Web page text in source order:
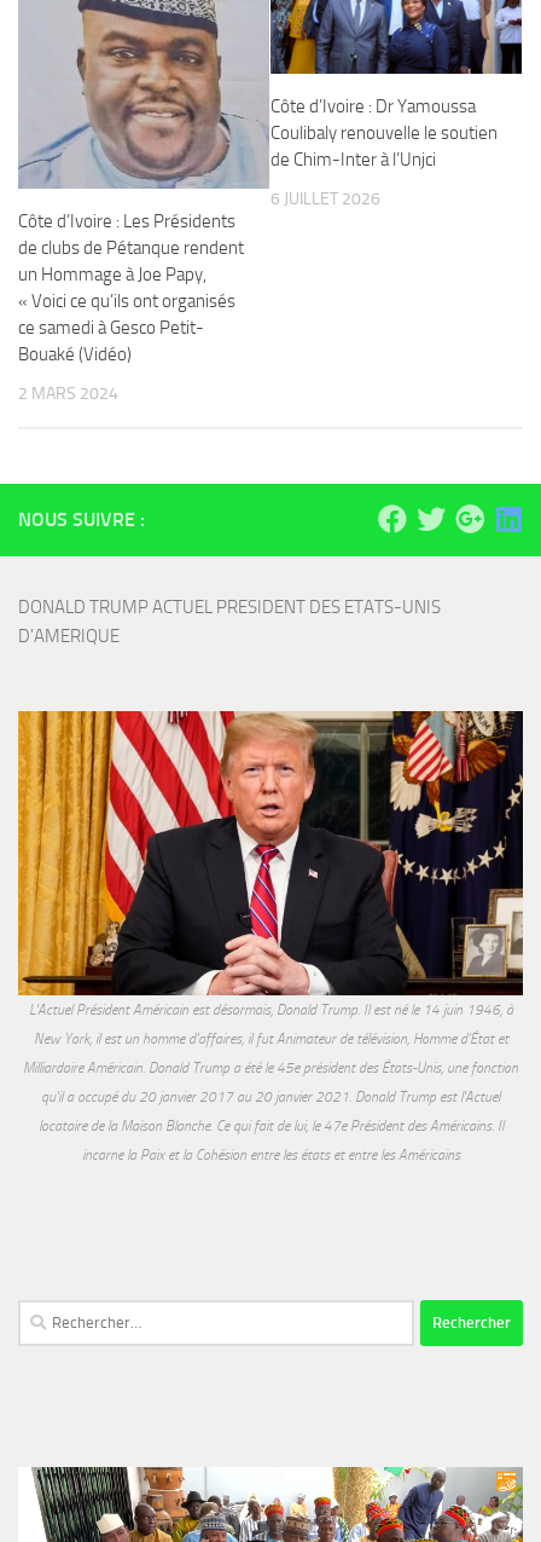
Côte d’Ivoire : Les Présidents
de clubs de Pétanque rendent
un Hommage à Joe Papy,
« Voici ce qu’ils ont organisés
ce samedi à Gesco Petit-
Bouaké (Vidéo)
2 MARS 2024
Côte d’Ivoire : Dr Yamoussa
Coulibaly renouvelle le soutien
de Chim-Inter à l’Unjci
6 JUILLET 2026
NOUS SUIVRE :
DONALD TRUMP ACTUEL PRESIDENT DES ETATS-UNIS
D'AMERIQUE
L'Actuel Président Américain est désormais, Donald Trump. Il est né le 14 juin 1946, à
New York, il est un homme d'affaires, il fut Animateur de télévision, Homme d'État et
Milliardaire Américain. Donald Trump a été le 45e président des États-Unis, une fonction
qu'il a occupé du 20 janvier 2017 au 20 janvier 2021. Donald Trump est l'Actuel
locataire de la Maison Blanche. Ce qui fait de lui, le 47e Président des Américains. Il
incarne la Paix et la Cohésion entre les états et entre les Américains
Rechercher :